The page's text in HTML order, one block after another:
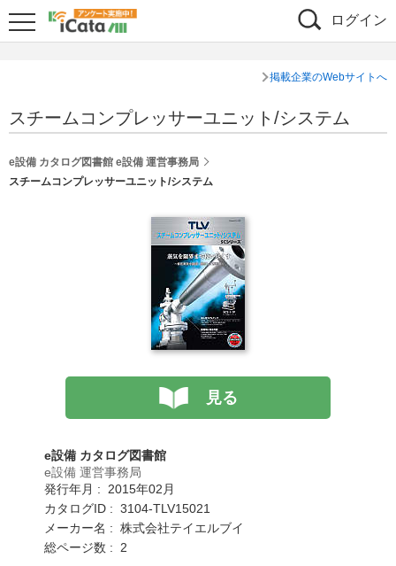
ログイン
掲載企業のWebサイトへ
スチームコンプレッサーユニット/システム
e設備 カタログ図書館 e設備 運営事務局
スチームコンプレッサーユニット/システム
見る
e設備 カタログ図書館
e設備 運営事務局
発行年月 : 2015年02月
カタログID : 3104-TLV15021
メーカー名 : 株式会社テイエルブイ
総ページ数 : 2